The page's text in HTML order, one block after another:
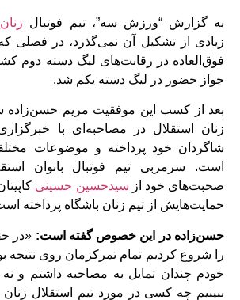
به گزارش “ورزش سه”، تیم فوتبال
زیادی از تشکیل آن نمی‌گذرد، در فصلی
فوق‌العاده‌ در رقابت‌های لیگ دسته دوم
جواز حضور در لیگ دسته یکم شد.
بعد از کسب این موفقیت مریم حسن‌زاده
زنان استقلال در مصاحبه‌ای با
شاگردان خود پرداخته و موضوعات
است. سرمربی تیم فوتبال بانوان
صحبت‌های خود از سیدحسین حسینی
حمایت‌هایش از تیم زنان باشگاه پرداخته
حسن‌زاده در این خصوص گفته است: «در
را شروع کردیم تمام تمرکزمان روی نتیجه
خودم چندان تمایل به مصاحبه داشتم و نه
ببینیم چه کسی در مورد تیم استقلال